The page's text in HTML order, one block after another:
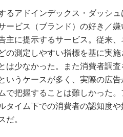
アドインデックス・ダッシュ
ービス（ブランド）の好き／
主に提示するサービス。従来
の測定しやすい指標を基に実
は少なかった。また消費者調
いうケースが多く、実際の広
で把握することは難しかった
タイム下での消費者の認知度
だ。